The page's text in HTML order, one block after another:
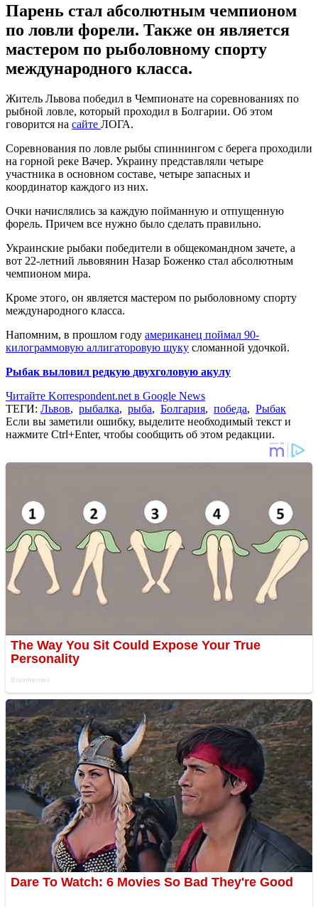
Парень стал абсолютным чемпионом
по ловли форели. Также он является
мастером по рыболовному спорту
международного класса.
Житель Львова победил в Чемпионате на соревнованиях по
рыбной ловле, который проходил в Болгарии. Об этом
говорится на сайте ЛОГА.
Соревнования по ловле рыбы спиннингом с берега проходили
на горной реке Вачер. Украину представляли четыре
участника в основном составе, четыре запасных и
координатор каждого из них.
Очки начислялись за каждую пойманную и отпущенную
форель. Причем все нужно было сделать правильно.
Украинские рыбаки победители в общекомандном зачете, а
вот 22-летний львовянин Назар Боженко стал абсолютным
чемпионом мира.
Кроме этого, он является мастером по рыболовному спорту
международного класса.
Напомним, в прошлом году американец поймал 90-
килограммовую аллигаторовую щуку сломанной удочкой.
Рыбак выловил редкую двухголовую акулу
Читайте Korrespondent.net в Google News
ТЕГИ: Львов, рыбалка, рыба, Болгария, победа, Рыбак
Если вы заметили ошибку, выделите необходимый текст и
нажмите Ctrl+Enter, чтобы сообщить об этом редакции.